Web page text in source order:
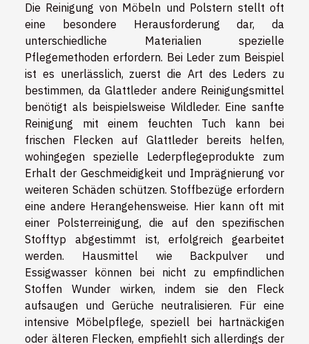
Die Reinigung von Möbeln und Polstern stellt oft
eine besondere Herausforderung dar, da
unterschiedliche Materialien spezielle
Pflegemethoden erfordern. Bei Leder zum Beispiel
ist es unerlässlich, zuerst die Art des Leders zu
bestimmen, da Glattleder andere Reinigungsmittel
benötigt als beispielsweise Wildleder. Eine sanfte
Reinigung mit einem feuchten Tuch kann bei
frischen Flecken auf Glattleder bereits helfen,
wohingegen spezielle Lederpflegeprodukte zum
Erhalt der Geschmeidigkeit und Imprägnierung vor
weiteren Schäden schützen. Stoffbezüge erfordern
eine andere Herangehensweise. Hier kann oft mit
einer Polsterreinigung, die auf den spezifischen
Stofftyp abgestimmt ist, erfolgreich gearbeitet
werden. Hausmittel wie Backpulver und
Essigwasser können bei nicht zu empfindlichen
Stoffen Wunder wirken, indem sie den Fleck
aufsaugen und Gerüche neutralisieren. Für eine
intensive Möbelpflege, speziell bei hartnäckigen
oder älteren Flecken, empfiehlt sich allerdings der